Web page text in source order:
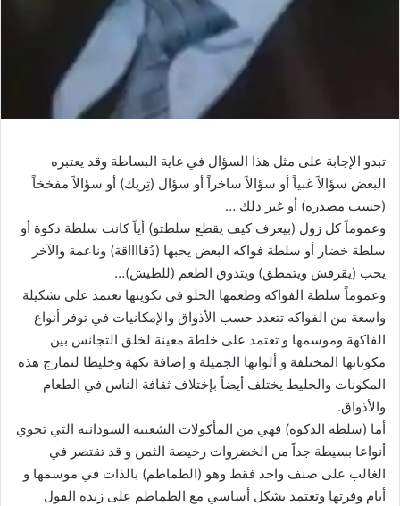
تبدو الإجابة على مثل هذا السؤال في غاية البساطة وقد يعتبره
البعض سؤالاً غبياً أو سؤالاً ساخراً أو سؤال (تِريك) أو سؤالاً مفخخاً
(حسب مصدره) أو غير ذلك …
وعموماً كل زول (بيعرف كيف يقطع سلطتو) أياً كانت سلطة دكوة أو
سلطة خضار أو سلطة فواكه البعض يحبها (دُقااااقة) وناعمة والآخر
يحب (يقرقش ويتمطق) ويتذوق الطعم (للطيش)…
وعموماً سلطة الفواكه وطعمها الحلو في تكوينها تعتمد على تشكيلة
واسعة من الفواكه تتعدد حسب الأذواق والإمكانيات في توفر أنواع
الفاكهة وموسمها و تعتمد على خلطة معينة لخلق التجانس بين
مكوناتها المختلفة و ألوانها الجميلة و إضافة نكهة وخليطا لتمازج هذه
المكونات والخليط يختلف أيضاً بإختلاف ثقافة الناس في الطعام
والأذواق.
أما (سلطة الدكوة) فهي من المأكولات الشعبية السودانية التي تحوي
أنواعا بسيطة جداً من الخضروات رخيصة الثمن و قد تقتصر في
الغالب على صنف واحد فقط وهو (الطماطم) بالذات في موسمها و
أيام وفرتها وتعتمد بشكل أساسي مع الطماطم على زبدة الفول